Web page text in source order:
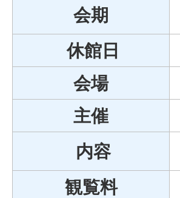
会期
休館日
会場
主催
内容
観覧料